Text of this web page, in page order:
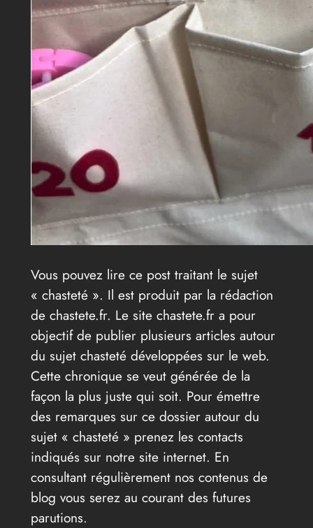
Vous pouvez lire ce post traitant le sujet
« chasteté ». Il est produit par la rédaction
de chastete.fr. Le site chastete.fr a pour
objectif de publier plusieurs articles autour
du sujet chasteté développées sur le web.
Cette chronique se veut générée de la
façon la plus juste qui soit. Pour émettre
des remarques sur ce dossier autour du
sujet « chasteté » prenez les contacts
indiqués sur notre site internet. En
consultant régulièrement nos contenus de
blog vous serez au courant des futures
parutions.